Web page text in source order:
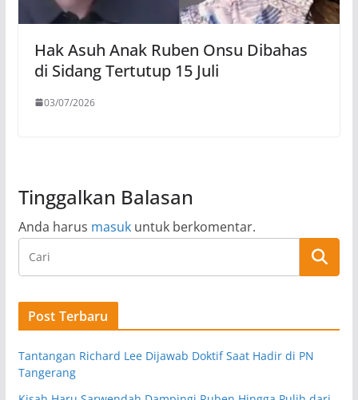
Hak Asuh Anak Ruben Onsu Dibahas
di Sidang Tertutup 15 Juli
03/07/2026
Tinggalkan Balasan
Anda harus masukuntuk berkomentar.
Post Terbaru
Tantangan Richard Lee Dijawab Doktif Saat Hadir di PN
Tangerang